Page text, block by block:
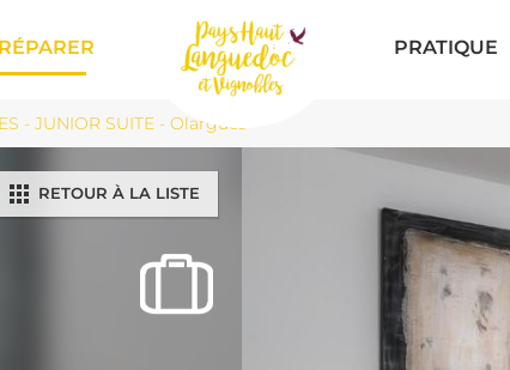
PRATIQUE
- JUNIOR SUITE - Olargues
RETOUR À LA LISTE